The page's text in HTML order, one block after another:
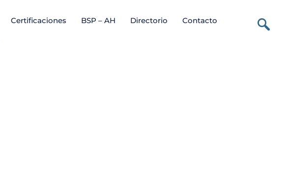
Certificaciones BSP – AH Directorio Contacto